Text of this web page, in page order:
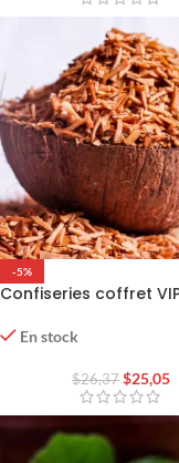
-5%
Confiseries coffret
En stock
$26,37 $25,05